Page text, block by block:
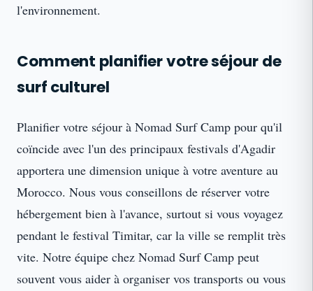
l'environnement.
Comment planifier votre séjour de
surf culturel
Planifier votre séjour à Nomad Surf Camp pour qu'il
coïncide avec l'un des principaux festivals d'Agadir
apportera une dimension unique à votre aventure au
Morocco. Nous vous conseillons de réserver votre
hébergement bien à l'avance, surtout si vous voyagez
pendant le festival Timitar, car la ville se remplit très
vite. Notre équipe chez Nomad Surf Camp peut
souvent vous aider à organiser vos transports ou vous